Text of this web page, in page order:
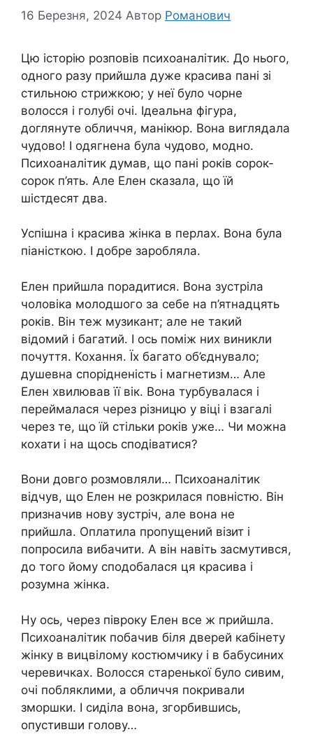
16 Березня, 2024 Автор Романович
Цю історію розповів психоаналітик. До нього,
одного разу прийшла дуже красива пані зі
стильною стрижкою; у неї було чорне
волосся і голубі очі. Ідеальна фігура,
доглянуте обличчя, манікюр. Вона виглядала
чудово! І одягнена була чудово, модно.
Психоаналітик думав, що пані років сорок-
сорок п’ять. Але Елен сказала, що їй
шістдесят два.
Успішна і красива жінка в перлах. Вона була
піаністкою. І добре заробляла.
Елен прийшла порадитися. Вона зустріла
чоловіка молодшого за себе на п’ятнадцять
років. Він теж музикант; але не такий
відомий і багатий. І ось поміж них виникли
почуття. Кохання. Їх багато об’єднувало;
душевна спорідненість і магнетизм… Але
Елен хвилював її вік. Вона турбувалася і
переймалася через різницю у віці і взагалі
через те, що їй стільки років уже… Чи можна
кохати і на щось сподіватися?
Вони довго розмовляли… Психоаналітик
відчув, що Елен не розкрилася повністю. Він
призначив нову зустріч, але вона не
прийшла. Оплатила пропущений візит і
попросила вибачити. А він навіть засмутився,
до того йому сподобалася ця красива і
розумна жінка.
Ну ось, через півроку Елен все ж прийшла.
Психоаналітик побачив біля дверей кабінету
жінку в вицвілому костюмчику і в бабусиних
черевичках. Волосся старенької було сивим,
очі побляклими, а обличчя покривали
зморшки. І сиділа вона, згорбившись,
опустивши голову…